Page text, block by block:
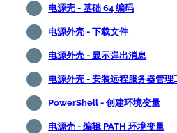
电源壳 - 基础 64 编码
电源外壳 - 下载文件
电源外壳 - 显示弹出消息
电源外壳 - 安装远程服务器管理
PowerShell - 创建环境变量
电源壳 - 编辑 PATH 环境变量